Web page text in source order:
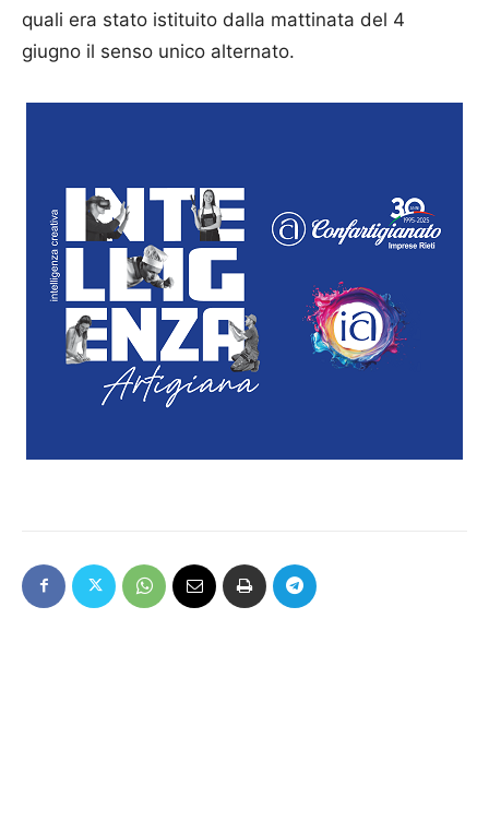
quali era stato istituito dalla mattinata del 4
giugno il senso unico alternato.